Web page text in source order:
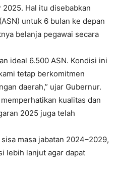
Hal itu disebabkan
untuk 6 bulan ke depan
belanja pegawai secara
ideal 6.500 ASN. Kondisi ini
tetap berkomitmen
daerah,” ujar Gubernur.
kualitas dan
2025 juga telah
masa jabatan 2024–2029,
lebih lanjut agar dapat